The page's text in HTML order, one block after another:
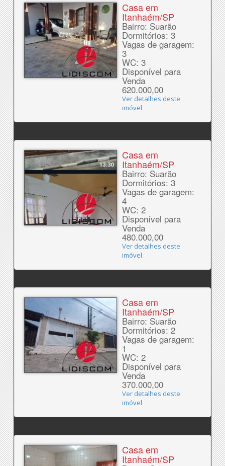
Casa em
Itanhaém/SP
Bairro: Suarão
Dormitórios: 3
Vagas de garagem:
3
WC: 3
Disponível para
Venda
620.000,00
Ver detalhes deste
imóvel
Casa em
Itanhaém/SP
Bairro: Suarão
Dormitórios: 3
Vagas de garagem:
4
WC: 2
Disponível para
Venda
480.000,00
Ver detalhes deste
imóvel
Casa em
Itanhaém/SP
Bairro: Suarão
Dormitórios: 2
Vagas de garagem:
1
WC: 2
Disponível para
Venda
370.000,00
Ver detalhes deste
imóvel
Casa em
Itanhaém/SP